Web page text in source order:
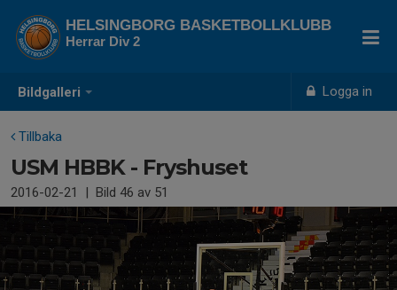
Bildgalleri Logga in
HELSINGBORG BASKETBOLLKLUBB
Herrar Div 2
Tillbaka
USM HBBK - Fryshuset
2016-02-21 | Bild 46 av 51